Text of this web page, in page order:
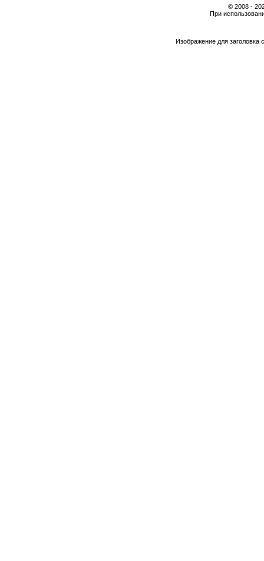
© 2008 -
При
Изображение для